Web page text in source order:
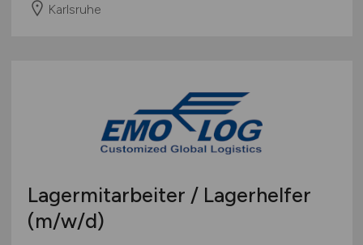
Karlsruhe
Lagermitarbeiter / Lagerhelfer
(m/w/d)